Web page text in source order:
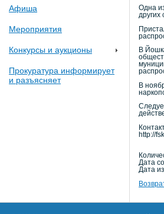
Афиша
Мероприятия
Конкурсы и аукционы
Прокуратура информирует
и разъясняет
Одна
В
В
http://
Дата
Дата